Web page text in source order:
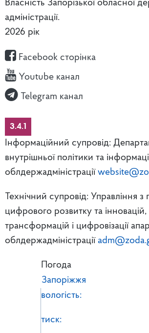
Власність Запорізької обласної
адміністрації.
2026 рік
Facebook сторінка
Youtube канал
Telegram канал
3.4.1
Інформаційний супровід:
внутрішньої політики та
облдержадміністрації
Технічний супровід: Управління з
цифрового розвитку та
трансформацій і цифровізації
облдержадміністрації
Погода
Запоріжжя
вологість:
тиск: